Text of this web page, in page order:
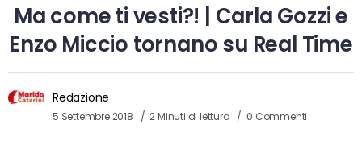
Ma come ti vesti?! | Carla Gozzi e
Enzo Miccio tornano su Real Time
Redazione
5 Settembre 2018 2 Minuti di lettura 0 Commenti